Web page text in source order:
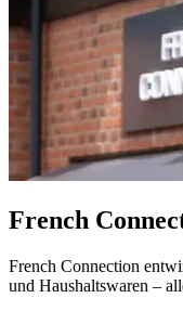
French
French Connection
und Haushaltswaren –